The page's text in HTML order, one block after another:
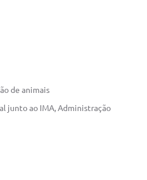
de animais
junto ao IMA, Administração